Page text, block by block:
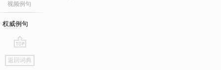
视频例句
权威例句
go
top
返回词典